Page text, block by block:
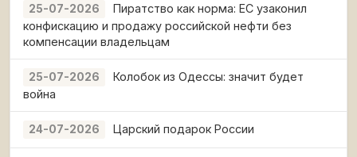
25-07-2026
Пиратство как норма: ЕС узаконил
конфискацию и продажу российской нефти без
компенсации владельцам
25-07-2026
Колобок из Одессы: значит будет
война
24-07-2026 Царский подарок России